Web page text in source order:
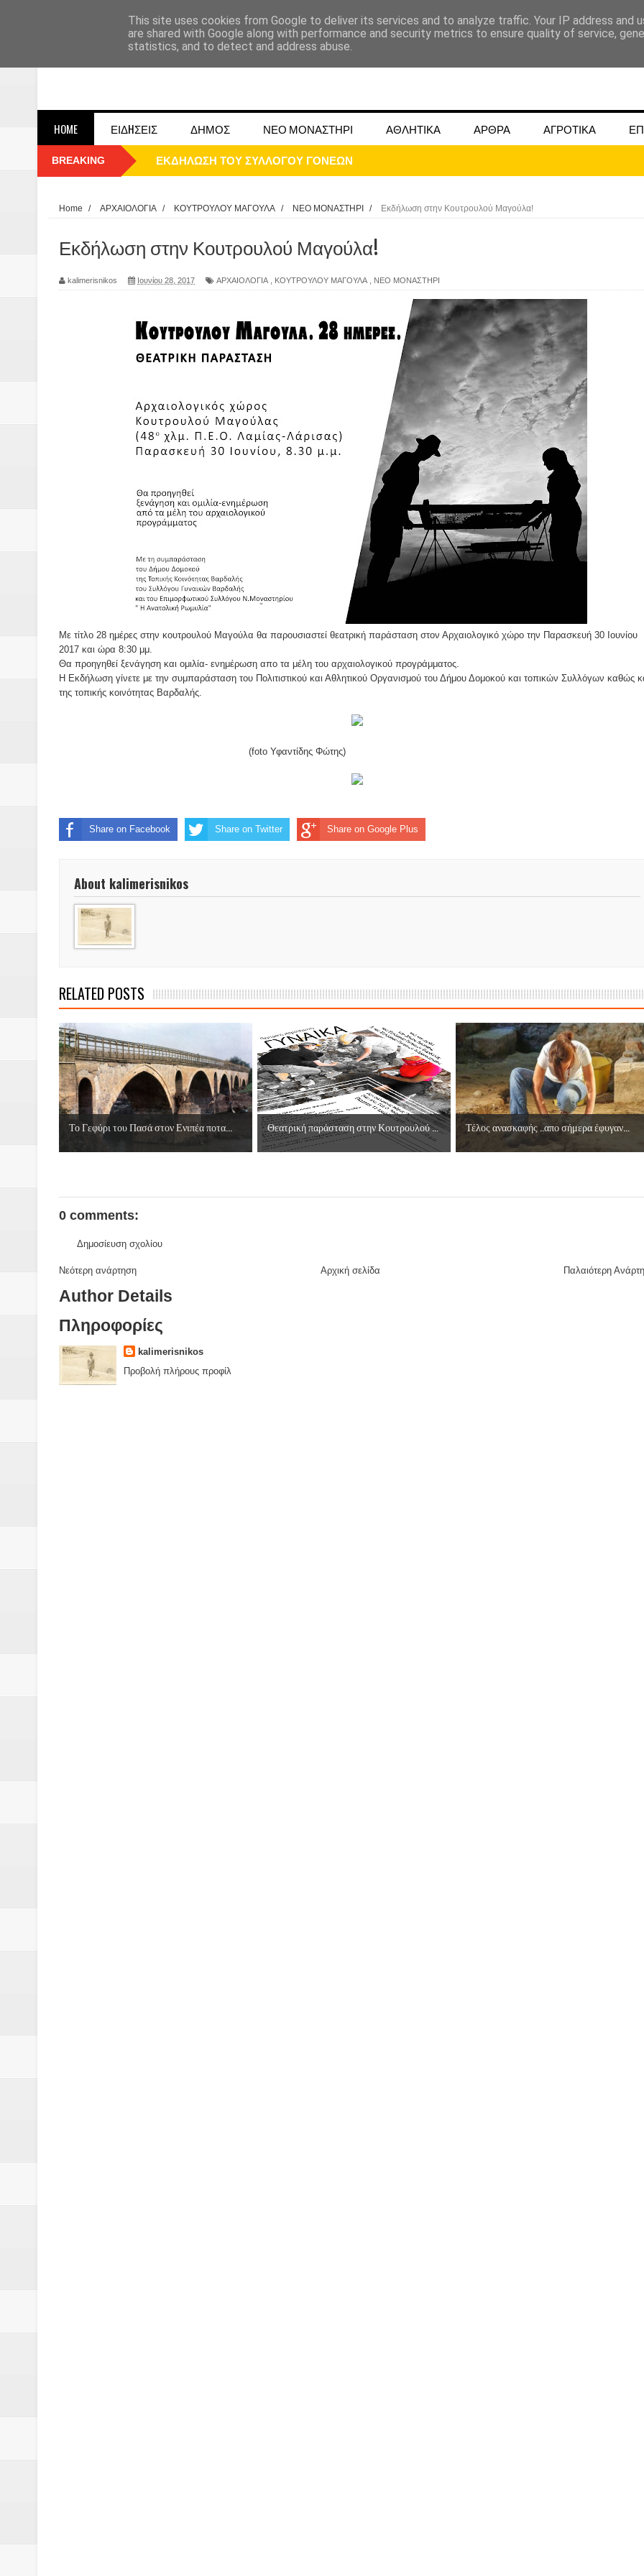
HOME ΕΙΔHΣΕΙΣ ΔΗΜΟΣ ΝΕΟ ΜΟΝΑΣΤΗΡΙ ΑΘΛΗΤΙΚΑ ΑΡΘΡΑ ΑΓΡΟΤΙΚΑ
BREAKING ΠΑΡΕ΄ΛΑΣΗ 25ΗΣ 2025
ΟΙ ΕΚΔΗΛΩΣΕΙΣ ΤΟΥ ΔΗΜΟΥ ΔΟΜΟΚΟΥ ΓΙΑ ΜΑΙΟ ΚΑΙ ΙΟΥΝΙΟ 2024
Η εκτέλεση των αδελφών Παπαιωάννου στην Ομβριακή Δομοκού την 1η Δεκέμβρη 1942
Δύο νέα μηχανήμτα στο Δήμο Δομοκού.
ΝΟΕΜΒΡΙΟΣ 1943 80 χρόνια από το κάψιμο των χωριών της Λίμνης Πλαστήρα από Ιταλούς και
Αδελφές Αλεξανδρή: Οι τρίδυμες Ελληνίδες με ρίζες απο τον Δομοκό που κυριαρχούν στο
Πρωτάθλημα με την Αυστρία!
Ξεκινούν οι αιτήσεις συμμετοχής στο Διαγωνισμό Ιδεών - Hackathon που διοργανώνει η
τη διαμόρφωση - επεξεργασία πρωτότυπων ιδεών στους τομείς της περιβαλλοντικής
ανθεκτικότητας έναντι των επιπτώσεων της κλιματικής αλλαγής
Συνεδριάζει η οικονομική επιτροπή του Δήμου Δομοκού
ΠΡΟΚΗΡΥΞΗ ΑΝΟΙΚΤΟΥ ΗΛΕΚΤΡΟΝΙΚΟΥ ΔΙΑΓΩΝΙΣΜΟΥ «ΛΕΙΤΟΥΡΓΙΑ ΒΙΟΚΑ ΧΥΤΑ
Επικύρωση των αποτελεσμάτων των δημοτικών εκλογών που έλαβαν χώρα την 8η Οκτωβρίου
ΤΟ ΙΕΡΟ ΤΗΣ ΘΕΑΣ ΔΗΜΗΤΡΑΣ ΣΤΗΝ ΠΡΟΕΡΝΑ ΣΤΟ ΝΕΟ ΜΟΝΑΣΤΉΡΙ
Νεομοναστηριώτικα ...Λαϊκή Μαντεία και έθιμα που χάνονται στον καιρό…
Home / ΑΡΧΑΙΟΛΟΓΙΑ / ΚΟΥΤΡΟΥΛΟΥ ΜΑΓΟΥΛΑ / ΝΕΟ ΜΟΝΑΣΤΗΡΙ / Εκδήλωση στην Κουτρουλού Μαγούλα!
Εκδήλωση στην Κουτρουλού Μαγούλα!
kalimerisnikos Ιουνίου 28, 2017 ΑΡΧΑΙΟΛΟΓΙΑ ΚΟΥΤΡΟΥΛΟΥ ΜΑΓΟΥΛΑ ΝΕΟ ΜΟΝΑΣΤΗΡΙ
Με τίτλο 28 ημέρες στην κουτρουλού Μαγούλα θα παρουσιαστεί θεατρική παράσταση στον Αρχαιολογικό χώρο την Παρασκευή 30 Ιουνίου
2017 και ώρα 8:30 μμ.
Θα προηγηθεί ξενάγηση και ομιλία- ενημέρωση απο τα μέλη του αρχαιολογικού προγράμματος.
Η Εκδήλωση γίνετε με την συμπαράσταση του Πολιτιστικού και Αθλητικού Οργανισμού του Δήμου Δομοκού και τοπικών Συλλόγων καθώς
της τοπικής κοινότητας Βαρδαλής.
(foto Υφαντίδης Φώτης)
Share on Facebook Share on Twitter Share on Google Plus
About kalimerisnikos
RELATED POSTS
Το Γεφύρι του Πασά στον Ενιπέα ποτα... Θεατρική παράσταση στην Κουτρουλού ... Τέλος ανασκαφής ..απο σήμερα έφυγαν...
0 comments:
Δημοσίευση σχολίου
Νεότερη ανάρτηση Παλαιότερη
Αρχική σελίδα
Author Details
Πληροφορίες
kalimerisnikos
Προβολή πλήρους προφίλ
This site uses cookies from Google to deliver its services and to analyze traffic. Your IP address and
are shared with Google along with performance and security metrics to ensure quality of service,
statistics, and to detect and address abuse.